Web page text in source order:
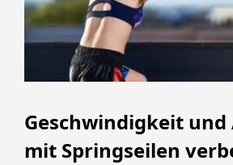
Geschwindigkeit und
mit Springseilen